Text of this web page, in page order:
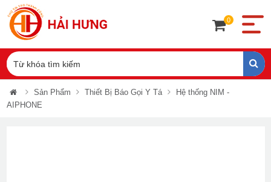
0
Sản Phẩm Thiết Bị Báo Gọi Y Tá
Hệ thống NIM -
AIPHONE